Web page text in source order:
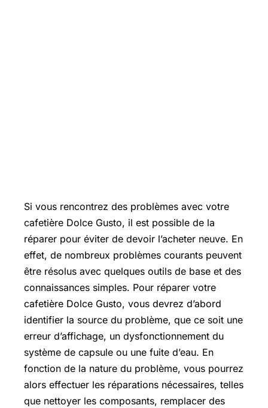
Si vous rencontrez des problèmes avec votre
cafetière Dolce Gusto, il est possible de la
réparer pour éviter de devoir l’acheter neuve. En
effet, de nombreux problèmes courants peuvent
être résolus avec quelques outils de base et des
connaissances simples. Pour réparer votre
cafetière Dolce Gusto, vous devrez d’abord
identifier la source du problème, que ce soit une
erreur d’affichage, un dysfonctionnement du
système de capsule ou une fuite d’eau. En
fonction de la nature du problème, vous pourrez
alors effectuer les réparations nécessaires, telles
que nettoyer les composants, remplacer des